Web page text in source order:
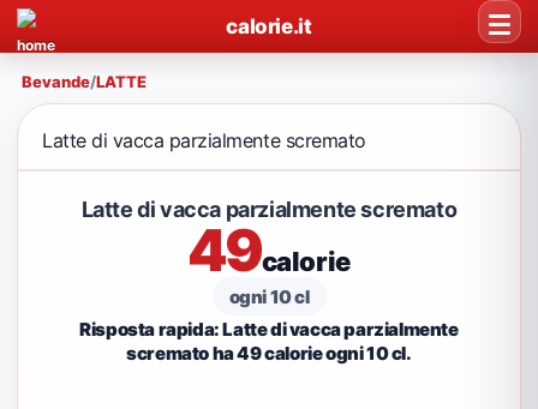
calorie.it
Bevande/LATTE
Latte di vacca parzialmente scremato
Latte di vacca parzialmente scremato
49calorie
ogni 10 cl
Risposta rapida: Latte di vacca parzialmente
scremato ha 49 calorie ogni 10 cl.